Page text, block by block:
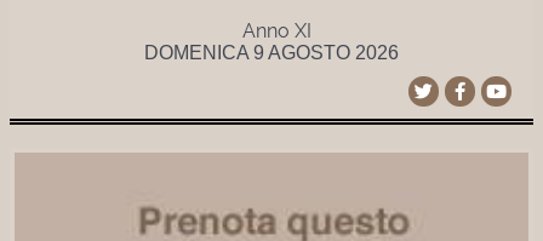
Anno XI
DOMENICA 9 AGOSTO 2026